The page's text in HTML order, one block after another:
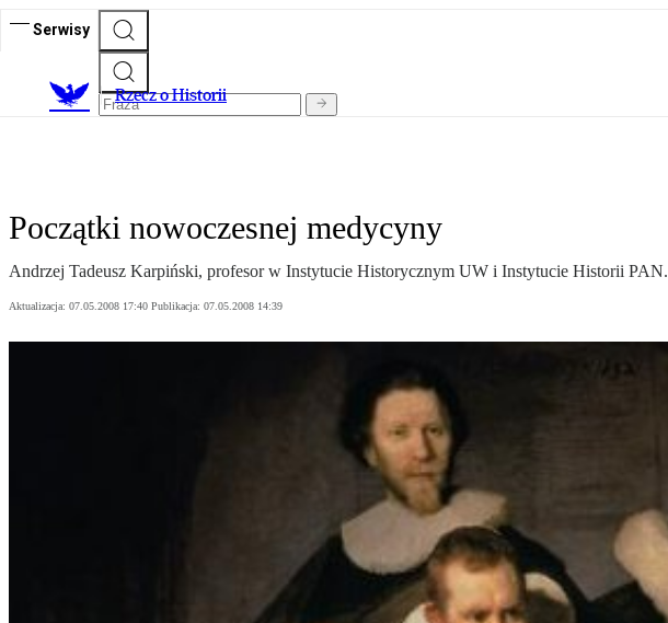
Serwisy
Rzecz o Historii
Początki nowoczesnej medycyny
Andrzej Tadeusz Karpiński, profesor w Instytucie Historycznym UW i Instytucie Historii
Aktualizacja: 07.05.2008 17:40 Publikacja: 07.05.2008 14:39